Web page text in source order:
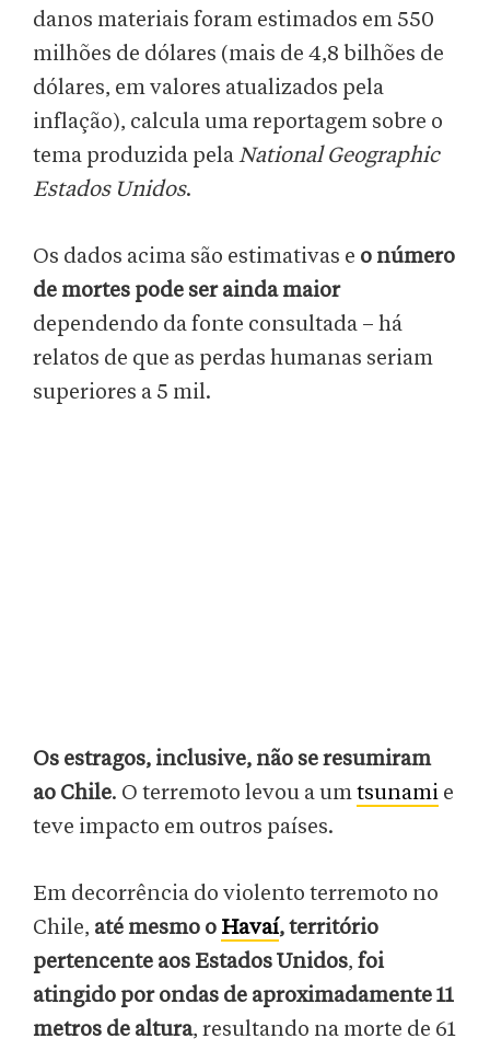
danos materiais foram estimados em 550
milhões de dólares (mais de 4,8 bilhões de
dólares, em valores atualizados pela
inflação), calcula uma reportagem sobre o
tema produzida pelaNational Geographic
Estados Unidos.
Os dados acima são estimativas e o número
de mortes pode ser ainda maior
dependendo da fonte consultada – há
relatos de que as perdas humanas seriam
superiores a 5 mil.
Os estragos, inclusive, não se resumiram
ao Chile. O terremoto levou a umtsunami e
teve impacto em outros países.
Em decorrência do violento terremoto no
Chile, até mesmo o Havaí, território
pertencente aos Estados Unidos, foi
atingido por ondas de aproximadamente 11
metros de altura, resultando na morte de 61